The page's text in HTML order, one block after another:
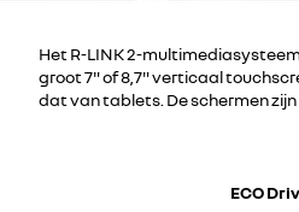
Het R-LINK 2-
groot 7" of 8,7" verticaal
dat van tablets. De schermen
ECO